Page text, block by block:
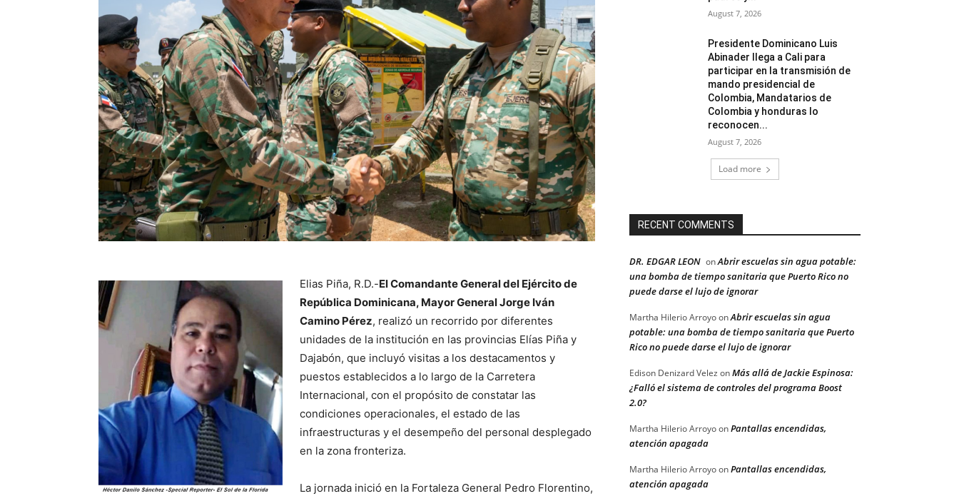
Elias Piña, R.D.-El Comandante General del Ejército de
República Dominicana, Mayor General Jorge Iván
Camino Pérez, realizó un recorrido por diferentes
unidades de la institución en las provincias Elías Piña y
Dajabón, que incluyó visitas a los destacamentos y
puestos establecidos a lo largo de la Carretera
Internacional, con el propósito de constatar las
condiciones operacionales, el estado de las
infraestructuras y el desempeño del personal desplegado
en la zona fronteriza.
La jornada inició en la Fortaleza General Pedro Florentino,
August 7, 2026
Presidente Dominicano Luis
Abinader llega a Cali para
participar en la transmisión de
mando presidencial de
Colombia, Mandatarios de
Colombia y honduras lo
reconocen...
August 7, 2026
Load more
RECENT COMMENTS
DR. EDGAR LEON onAbrir escuelas sin agua potable:
una bomba de tiempo sanitaria que Puerto Rico no
puede darse el lujo de ignorar
Martha Hilerio ArroyoonAbrir escuelas sin agua
potable: una bomba de tiempo sanitaria que Puerto
Rico no puede darse el lujo de ignorar
Edison Denizard Velez onMás allá de Jackie Espinosa:
¿Falló el sistema de controles del programa Boost
2.0?
Martha Hilerio ArroyoonPantallas encendidas,
atención apagada
Martha Hilerio ArroyoonPantallas encendidas,
atención apagada